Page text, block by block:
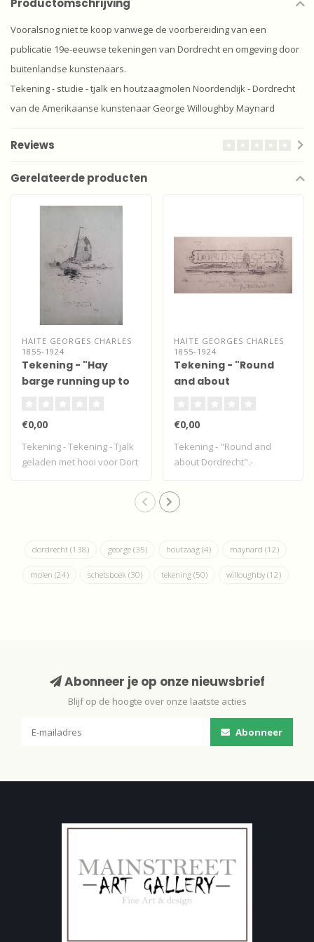
Productomschrijving
Vooralsnog niet te koop vanwege de voorbereiding van een
publicatie 19e-eeuwse tekeningen van Dordrecht en omgeving door
buitenlandse kunstenaars.
Tekening - studie - tjalk en houtzaagmolen Noordendijk - Dordrecht
van de Amerikaanse kunstenaar George Willoughby Maynard
Reviews
Gerelateerde producten
HAITE GEORGES CHARLES
1855-1924
Tekening - "Hay
barge running up to
€0,00
Tekening - Tekening - Tjalk
geladen met hooi voor Dort
HAITE GEORGES CHARLES
1855-1924
Tekening - "Round
and about
€0,00
Tekening - "Round and
about Dordrecht".-
dordrecht (138) george (35) houtzaag (4) maynard (12)
molen (24) schetsboek (30) tekening (50) willoughby (12)
Abonneer je op onze nieuwsbrief
Blijf op de hoogte over onze laatste acties
Abonneer